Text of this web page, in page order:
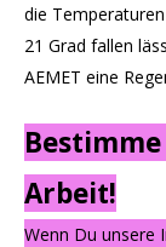
die
21 Grad fallen
AEMET eine
Arbeit!
Wenn Du unsere